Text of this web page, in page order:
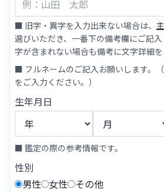
■ 旧字・異字を入力出来ない場合は、
選びいただき、一番下の備考欄にご記
字が含まれない場合も備考に文字詳細を
■ フルネームのご記入お願いします。
をご入力ください。）
生年月日
■ 鑑定の際の参考情報です。
性別
男性 女性 その他